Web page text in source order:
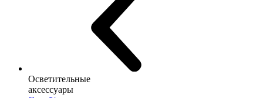
Осветительные
аксессуары